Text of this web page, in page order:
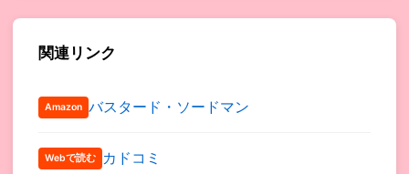
関連リンク
Amazon バスタード・ソードマン
Webで読む カドコミ